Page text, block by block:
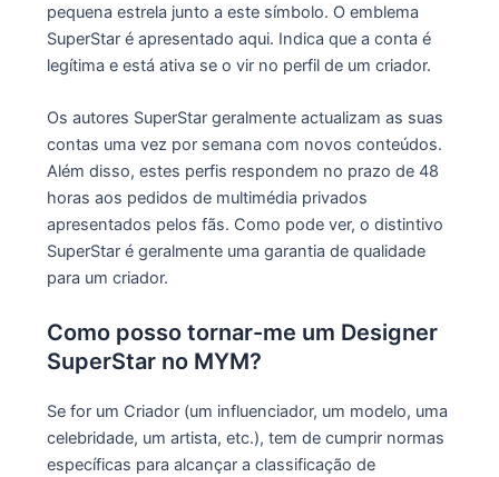
pequena estrela junto a este símbolo. O emblema
SuperStar é apresentado aqui. Indica que a conta é
legítima e está ativa se o vir no perfil de um criador.
Os autores SuperStar geralmente actualizam as suas
contas uma vez por semana com novos conteúdos.
Além disso, estes perfis respondem no prazo de 48
horas aos pedidos de multimédia privados
apresentados pelos fãs. Como pode ver, o distintivo
SuperStar é geralmente uma garantia de qualidade
para um criador.
Como posso tornar-me um Designer
SuperStar no MYM?
Se for um Criador (um influenciador, um modelo, uma
celebridade, um artista, etc.), tem de cumprir normas
específicas para alcançar a classificação de